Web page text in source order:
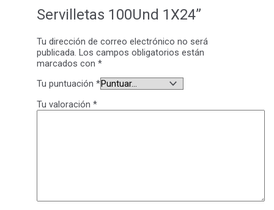
Servilletas 100Und 1X24”
Tu dirección de correo electrónico no será
publicada. Los campos obligatorios están
marcados con *
Tu puntuación *
Tu valoración *